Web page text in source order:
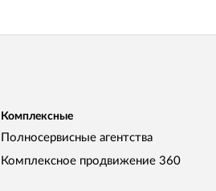
Комплексные
Полносервисные агентства
Комплексное продвижение 360